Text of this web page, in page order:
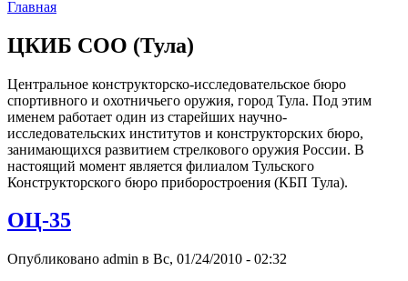
Главная
ЦКИБ СОО (Тула)
Центральное конструкторско-исследовательское бюро
спортивного и охотничьего оружия, город Тула. Под этим
именем работает один из старейших научно-
исследовательских институтов и конструкторских бюро,
занимающихся развитием стрелкового оружия России. В
настоящий момент является филиалом Тульского
Конструкторского бюро приборостроения (КБП Тула).
ОЦ-35
Опубликовано admin в Вс, 01/24/2010 - 02:32